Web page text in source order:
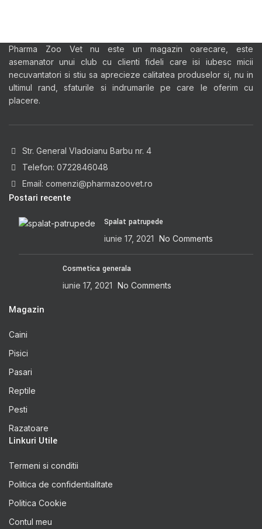
Pharma Zoo Vet nu este un magazin oarecare, este
asemanator unui club cu clienti fideli care isi iubesc micii
necuvantatori si stiu sa aprecieze calitatea produselor si, nu in
ultimul rand, sfaturile si indrumarile pe care le oferim cu
placere.
Str. General Vladoianu Barbu nr. 4
Telefon: 0722846048
Email: comenzi@pharmazoovet.ro
Postari recente
Spalat patrupede
iunie 17, 2021 No Comments
Cosmetica generala
iunie 17, 2021 No Comments
Magazin
Caini
Pisici
Pasari
Reptile
Pesti
Razatoare
Linkuri Utile
Termeni si conditii
Politica de confidentialitate
Politica Cookie
Contul meu